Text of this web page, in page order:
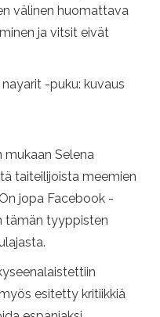
välinen huomattava
ja vitsit eivät
-puku: kuvaus
mukaan Selena
taiteilijoista meemien
jopa Facebook -
tämän tyyppisten
esitetty kritiikkiä